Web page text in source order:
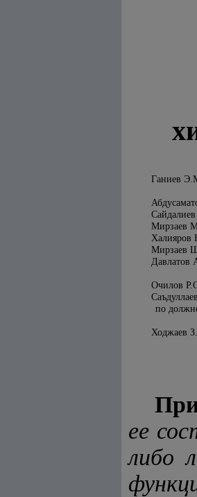
Ганиев
Мирзаев
Мирзаев
Давлатов
Очилов
по
Ходжаев
ее
либо